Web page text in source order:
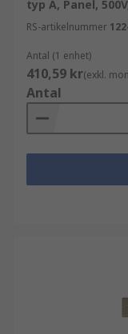
typ A, Panel,
RS-artikelnummer
Antal (1 enhet)
410,59 kr(exkl.
Antal